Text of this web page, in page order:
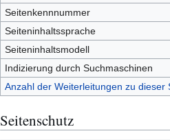
Seitenkennnummer
Seiteninhaltssprache
Seiteninhaltsmodell
Indizierung durch Suchmaschinen
Anzahl der Weiterleitungen zu dieser
Seitenschutz